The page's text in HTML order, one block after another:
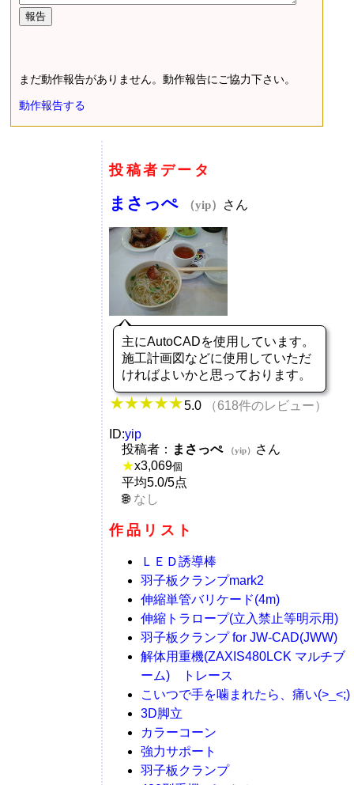
まだ動作報告がありません。動作報告にご協力下さい。
動作報告する
投稿者データ
まさっぺ （yip） さん
主にAutoCADを使用しています。
施工計画図などに使用していただ
ければよいかと思っております。
5.0 （618件のレビュー）
ID:yip
投稿者： まさっぺ （yip）
さん
★x3,069個
平均5.0/5点
なし
作品リスト
ＬＥＤ誘導棒
羽子板クランプmark2
伸縮単管バリケード(4m)
伸縮トラロープ(立入禁止等明示用)
羽子板クランプ for JW-CAD(JWW)
解体用重機(ZAXIS480LCK マルチブ
ーム) トレース
こいつで手を噛まれたら、痛い(>_<;)
3D脚立
カラーコーン
強力サポート
羽子板クランプ